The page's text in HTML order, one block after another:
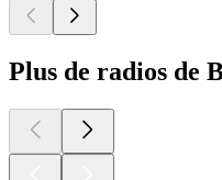
Plus de radios de